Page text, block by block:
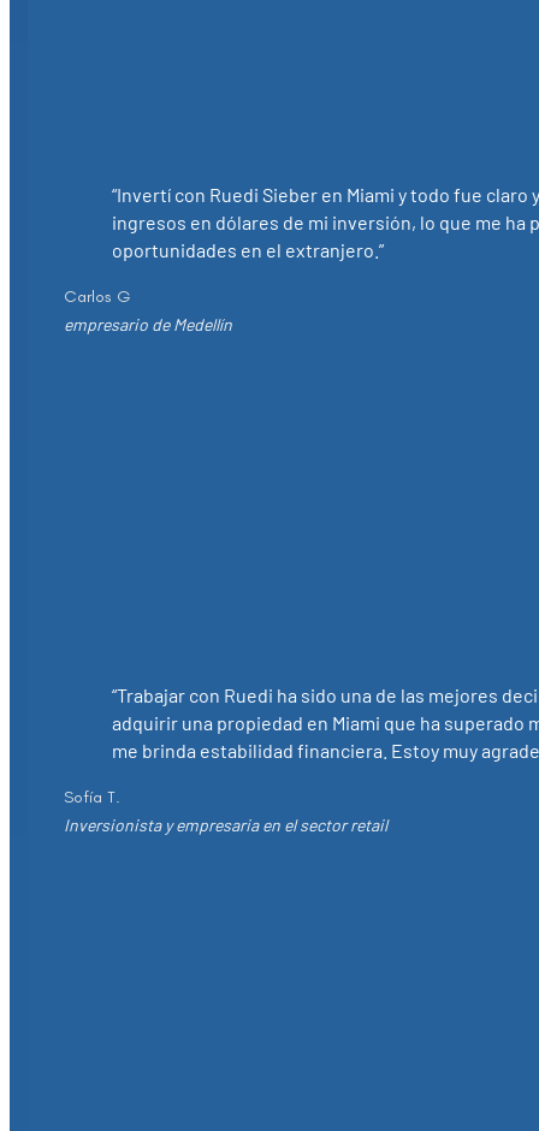
“Invertí con Ruedi Sieber en Miami y todo fue
ingresos en dólares de mi inversión, lo que me
oportunidades en el extranjero.”
Carlos G
empresario de Medellín
“Trabajar con Ruedi ha sido una de las mejores
adquirir una propiedad en Miami que ha
me brinda estabilidad financiera. Estoy muy
Sofía T.
Inversionista y empresaria en el sector retail